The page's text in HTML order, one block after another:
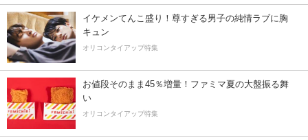
イケメンてんこ盛り！尊すぎる男子の純情ラブに胸
キュン
オリコンタイアップ特集
お値段そのまま45％増量！ファミマ夏の大盤振る舞
い
オリコンタイアップ特集